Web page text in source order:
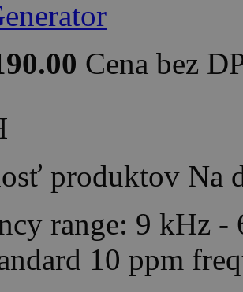
Cena bez
produktov Na
range: 9 kHz
10 ppm